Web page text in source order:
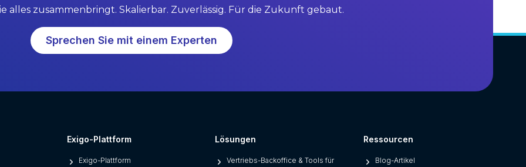
alles zusammenbringt. Skalierbar. Zuverlässig. Für die Zukunft gebaut.
Sprechen Sie mit einem Experten
Exigo-Plattform
Exigo-Plattform
Lösungen
Vertriebs-Backoffice & Tools für
Ressourcen
Blog-Artikel